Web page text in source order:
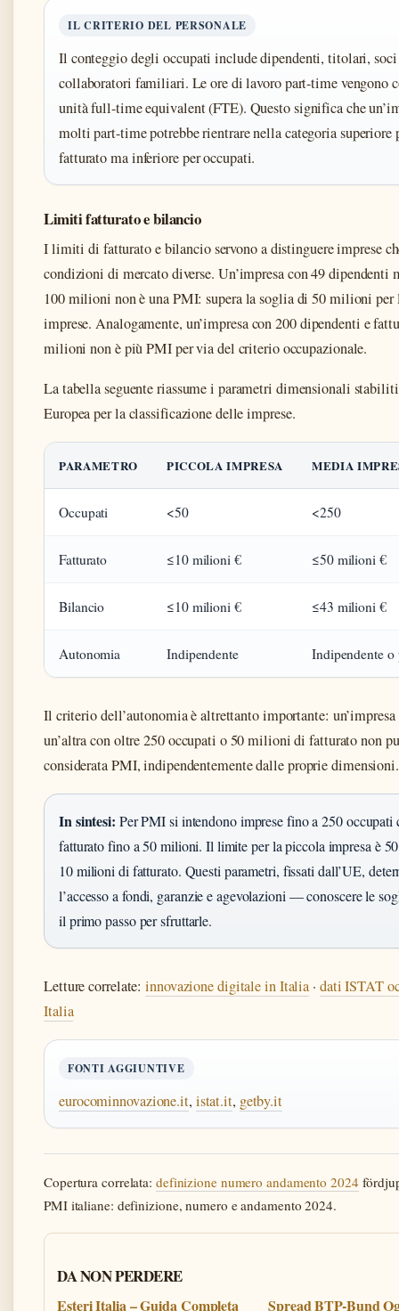
IL CRITERIO DEL PERSONALE
Il conteggio degli occupati include dipendenti, titolari, soci
collaboratori familiari. Le ore di lavoro part-time vengono
unità full-time equivalent (FTE). Questo significa che
molti part-time potrebbe rientrare nella categoria superiore
fatturato ma inferiore per occupati.
Limiti fatturato e bilancio
I limiti di fatturato e bilancio servono a distinguere imprese
condizioni di mercato diverse. Un’impresa con 49 dipendenti
100 milioni non è una PMI: supera la soglia di 50 milioni per
imprese. Analogamente, un’impresa con 200 dipendenti e
milioni non è più PMI per via del criterio occupazionale.
La tabella seguente riassume i parametri dimensionali
Europea per la classificazione delle imprese.
PARAMETRO PICCOLA IMPRESA MEDIA
Occupati <50 <250
Fatturato ≤10 milioni € ≤50 milioni €
Bilancio ≤10 milioni € ≤43 milioni €
Autonomia Indipendente Indipendente o
Il criterio dell’autonomia è altrettanto importante:
un’altra con oltre 250 occupati o 50 milioni di fatturato non
considerata PMI, indipendentemente dalle proprie dimensioni.
In sintesi: Per PMI si intendono imprese fino a 250 occupati
fatturato fino a 50 milioni. Il limite per la piccola impresa è
10 milioni di fatturato. Questi parametri, fissati dall’UE,
l’accesso a fondi, garanzie e agevolazioni — conoscere le
il primo passo per sfruttarle.
Letture correlate:innovazione digitale in Italia · dati ISTAT
Italia
FONTI AGGIUNTIVE
eurocominnovazione.it, istat.it, getby.it
Copertura correlata: definizione numero andamento 2024
PMI italiane: definizione, numero e andamento 2024.
DA NON PERDERE
Esteri Italia – Guida Completa
Spread BTP-Bund